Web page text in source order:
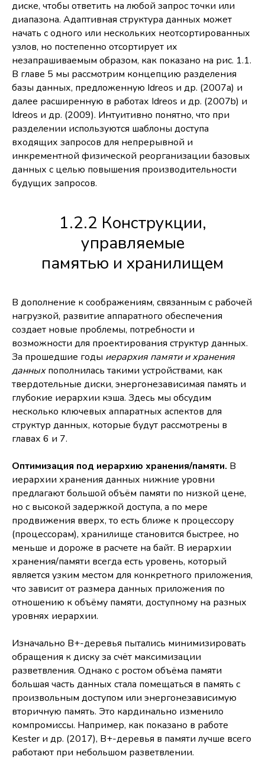
диске, чтобы ответить на любой запрос точки или
диапазона. Адаптивная структура данных может
начать с одного или нескольких неотсортированных
узлов, но постепенно отсортирует их
незапрашиваемым образом, как показано на рис. 1.1.
В главе 5 мы рассмотрим концепцию разделения
базы данных, предложенную Idreos и др. (2007a) и
далее расширенную в работах Idreos и др. (2007b) и
Idreos и др. (2009). Интуитивно понятно, что при
разделении используются шаблоны доступа
входящих запросов для непрерывной и
инкрементной физической реорганизации базовых
данных с целью повышения производительности
будущих запросов.
1.2.2 Конструкции,
управляемые
памятью и хранилищем
В дополнение к соображениям, связанным с рабочей
нагрузкой, развитие аппаратного обеспечения
создает новые проблемы, потребности и
возможности для проектирования структур данных.
За прошедшие годы иерархия памяти и хранения
данныхпополнилась такими устройствами, как
твердотельные диски, энергонезависимая память и
глубокие иерархии кэша. Здесь мы обсудим
несколько ключевых аппаратных аспектов для
структур данных, которые будут рассмотрены в
главах 6 и 7.
Оптимизация под иерархию хранения/памяти. В
иерархии хранения данных нижние уровни
предлагают большой объём памяти по низкой цене,
но с высокой задержкой доступа, а по мере
продвижения вверх, то есть ближе к процессору
(процессорам), хранилище становится быстрее, но
меньше и дороже в расчете на байт. В иерархии
хранения/памяти всегда есть уровень, который
является узким местом для конкретного приложения,
что зависит от размера данных приложения по
отношению к объёму памяти, доступному на разных
уровнях иерархии.
Изначально B+-деревья пытались минимизировать
обращения к диску за счёт максимизации
разветвления. Однако с ростом объёма памяти
большая часть данных стала помещаться в память с
произвольным доступом или энергонезависимую
вторичную память. Это кардинально изменило
компромиссы. Например, как показано в работе
Kester и др. (2017), B+-деревья в памяти лучше всего
работают при небольшом разветвлении.